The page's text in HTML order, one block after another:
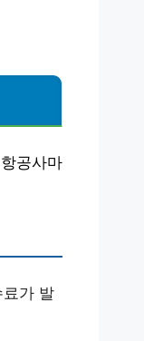
공사마
가 발